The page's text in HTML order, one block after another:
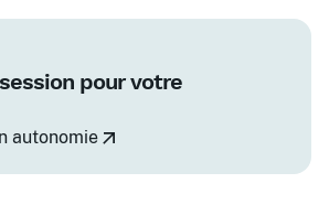
pour votre
autonomie